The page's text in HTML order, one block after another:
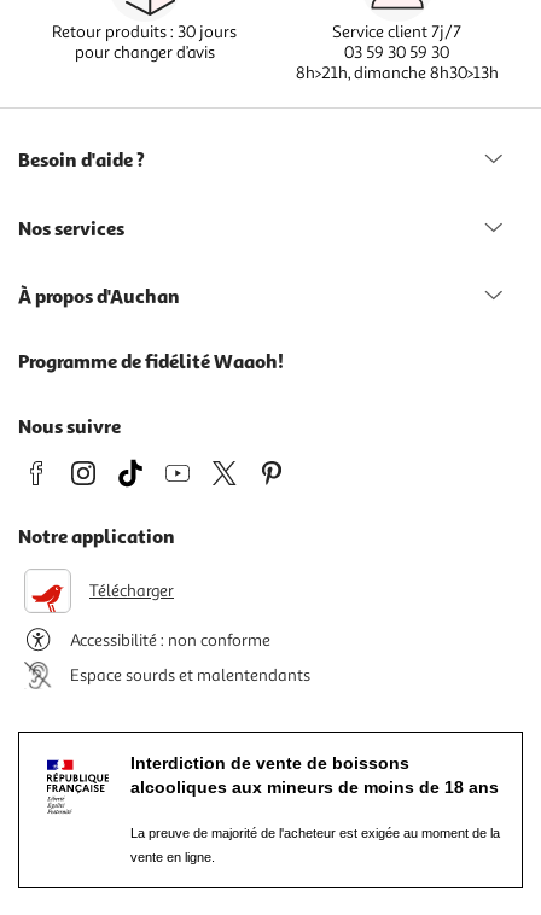
Retour produits : 30 jours
pour changer d’avis
Service client 7j/7
03 59 30 59 30
8h>21h, dimanche 8h30>13h
Besoin d'aide ?
Nos services
À propos d'Auchan
Programme de fidélité Waaoh!
Nous suivre
Notre application
Télécharger
Accessibilité : non conforme
Espace sourds et malentendants
Interdiction de vente de boissons
alcooliques aux mineurs de moins de 18 ans
La preuve de majorité de l'acheteur est exigée au moment de la
vente en ligne.